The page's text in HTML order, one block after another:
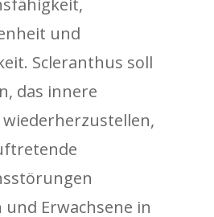
und
Scleranthus soll
das innere
Erwachsene in